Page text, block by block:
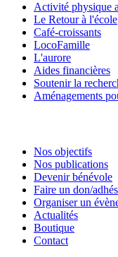
Activité physique
Le Retour à l'école
Café-croissants
LocoFamille
L'aurore
Aides financières
Soutenir la
Aménagements
Nos objectifs
Nos publications
Devenir bénévole
Faire un don/
Organiser un
Actualités
Boutique
Contact